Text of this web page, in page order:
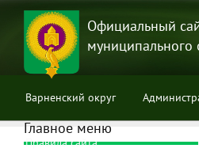
Перейти
основному
содержанию
Официальный
муниципального
Варненский округ
Правила сайта
Главное меню